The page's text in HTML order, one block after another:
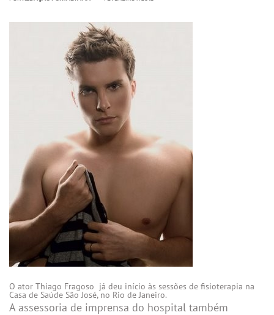
O ator Thiago Fragoso já deu início às sessões de fisioterapia na
Casa de Saúde São José, no Rio de Janeiro.
A assessoria de imprensa do hospital também